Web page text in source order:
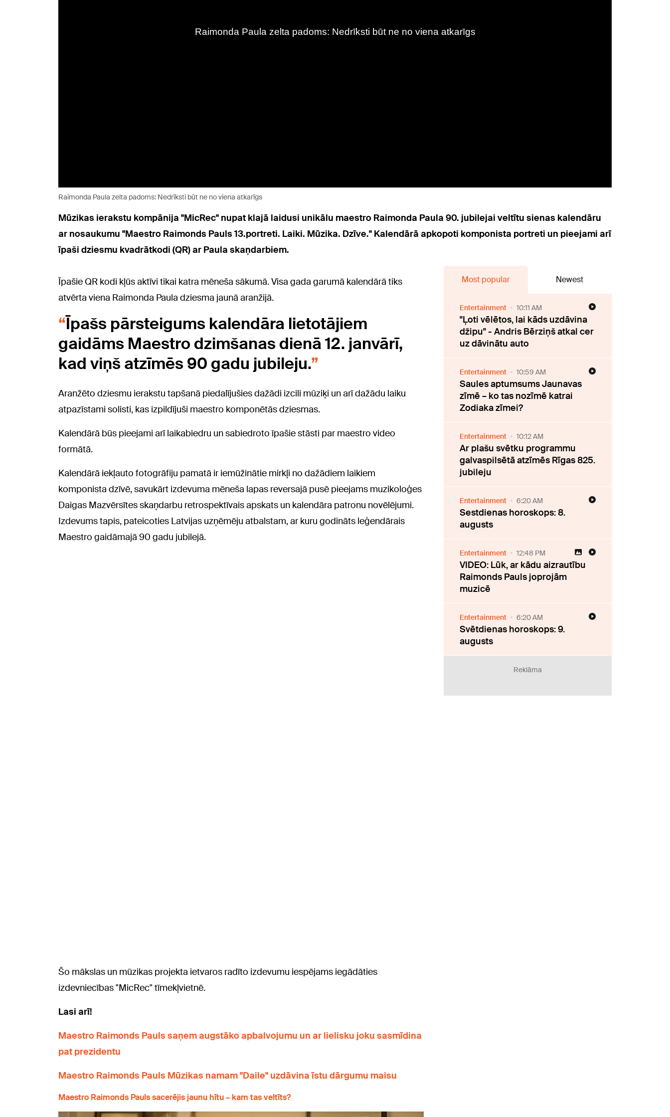
Raimonda Paula zelta padoms: Nedrīksti būt ne no viena atkarīgs
Mūzikas ierakstu kompānija "MicRec" nupat klajā laidusi unikālu maestro Raimonda Paula 90. jubilejai veltītu sienas kalendāru
ar nosaukumu "Maestro Raimonds Pauls 13.portreti. Laiki. Mūzika. Dzīve." Kalendārā apkopoti komponista portreti un pieejami arī
īpaši dziesmu kvadrātkodi (QR) ar Paula skaņdarbiem.
Īpašie QR kodi kļūs aktīvi tikai katra mēneša sākumā. Visa gada garumā kalendārā tiks
atvērta viena Raimonda Paula dziesma jaunā aranžijā.
Īpašs pārsteigums kalendāra lietotājiem
gaidāms Maestro dzimšanas dienā 12. janvārī,
kad viņš atzīmēs 90 gadu jubileju.
Aranžēto dziesmu ierakstu tapšanā piedalījušies dažādi izcili mūziķi un arī dažādu laiku
atpazīstami solisti, kas izpildījuši maestro komponētās dziesmas.
Kalendārā būs pieejami arī laikabiedru un sabiedroto īpašie stāsti par maestro video
formātā.
Kalendārā iekļauto fotogrāfiju pamatā ir iemūžinātie mirkļi no dažādiem laikiem
komponista dzīvē, savukārt izdevuma mēneša lapas reversajā pusē pieejams muzikoloģes
Daigas Mazvērsītes skaņdarbu retrospektīvais apskats un kalendāra patronu novēlējumi.
Izdevums tapis, pateicoties Latvijas uzņēmēju atbalstam, ar kuru godināts leģendārais
Maestro gaidāmajā 90 gadu jubilejā.
Šo mākslas un mūzikas projekta ietvaros radīto izdevumu iespējams iegādāties
izdevniecības "MicRec" tīmekļvietnē.
Lasi arī!
Maestro Raimonds Pauls saņem augstāko apbalvojumu un ar lielisku joku sasmīdina
pat prezidentu
Maestro Raimonds Pauls Mūzikas namam "Daile" uzdāvina īstu dārgumu maisu
Maestro Raimonds Pauls sacerējis jaunu hītu – kam tas veltīts?
Most popular Newest
Entertainment 10:11 AM
"Ļoti vēlētos, lai kāds uzdāvina
džipu" - Andris Bērziņš atkal cer
uz dāvinātu auto
Entertainment 10:59 AM
Saules aptumsums Jaunavas
zīmē – ko tas nozīmē katrai
Zodiaka zīmei?
Entertainment 10:12 AM
Ar plašu svētku programmu
galvaspilsētā atzīmēs Rīgas 825.
jubileju
Entertainment 6:20 AM
Sestdienas horoskops: 8.
augusts
Entertainment 12:48 PM
VIDEO: Lūk, ar kādu aizrautību
Raimonds Pauls joprojām
muzicē
Entertainment 6:20 AM
Svētdienas horoskops: 9.
augusts
Reklāma